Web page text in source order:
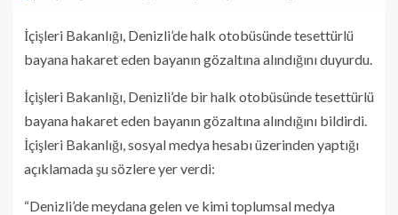
İçişleri Bakanlığı, Denizli’de halk otobüsünde tesettürlü
bayana hakaret eden bayanın gözaltına alındığını duyurdu.
İçişleri Bakanlığı, Denizli’de bir halk otobüsünde tesettürlü
bayana hakaret eden bayanın gözaltına alındığını bildirdi.
İçişleri Bakanlığı, sosyal medya hesabı üzerinden yaptığı
açıklamada şu sözlere yer verdi:
“Denizli’de meydana gelen ve kimi toplumsal medya